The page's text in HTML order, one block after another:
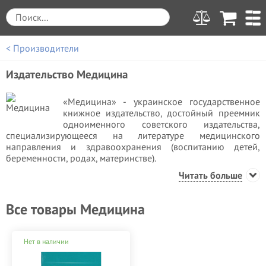
< Производители
Издательство Медицина
«Медицина» - украинское государственное
книжное издательство, достойный преемник
одноименного советского издательства,
специализирующееся на литературе медицинского
направления и здравоохранения (воспитанию детей,
беременности, родах, материнстве).
До 1963 года издательство имело ряд названий в свете
здравоохранительным структурам Советского Союза. В 80-
годах прошлого века издательство входило в главную
экземпляров. Сегодня офис издательства расположен в
городе Киеве.
Читать больше
Все товары Медицина
Нет в наличии